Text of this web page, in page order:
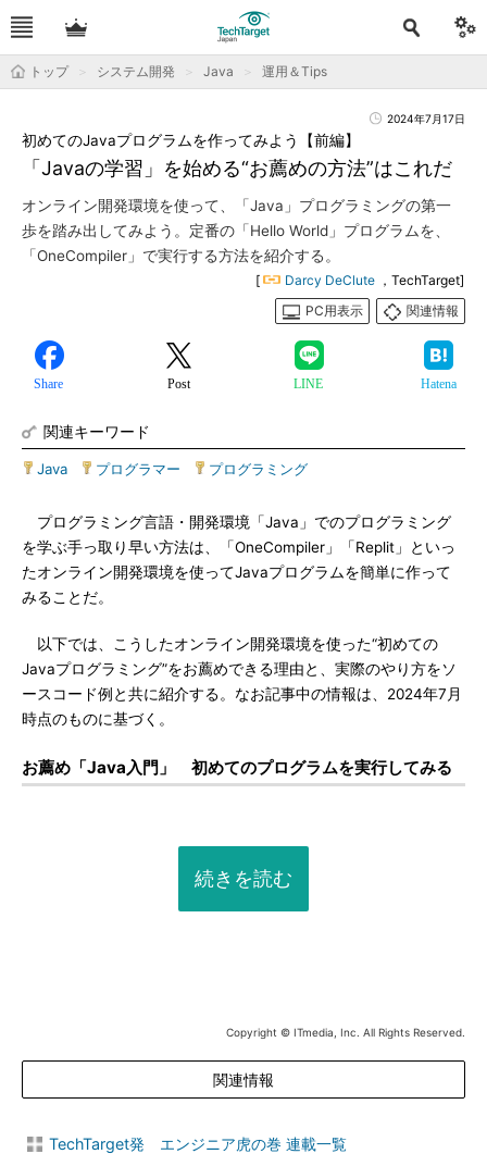
トップ システム開発 Java 運用＆Tips
2024年7月17日
「Javaの学習」を始める“お薦めの方法”はこれだ
初めてのJavaプログラムを作ってみよう【前編】
オンライン開発環境を使って、「Java」プログラミングの第一
歩を踏み出してみよう。定番の「Hello World」プログラムを、
「OneCompiler」で実行する方法を紹介する。
[ Darcy DeClute ，TechTarget]
PC用表示
関連情報
Share Post LINE Hatena
関連キーワード
Java プログラマー プログラミング
プログラミング言語・開発環境「Java」でのプログラミング
を学ぶ手っ取り早い方法は、「OneCompiler」「Replit」といっ
たオンライン開発環境を使ってJavaプログラムを簡単に作って
みることだ。
以下では、こうしたオンライン開発環境を使った“初めての
Javaプログラミング”をお薦めできる理由と、実際のやり方をソ
ースコード例と共に紹介する。なお記事中の情報は、2024年7月
時点のものに基づく。
お薦め「Java入門」 初めてのプログラムを実行してみる
続きを読む
Copyright © ITmedia, Inc. All Rights Reserved.
関連情報
TechTarget発 エンジニア虎の巻 連載一覧